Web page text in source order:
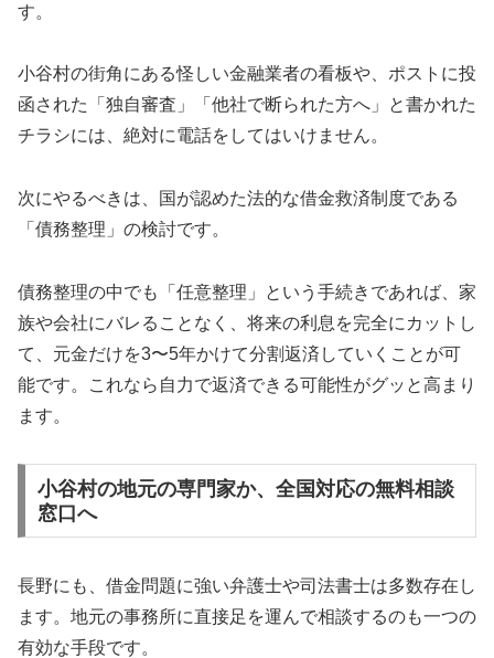
す。
小谷村の街角にある怪しい金融業者の看板や、ポストに投
函された「独自審査」「他社で断られた方へ」と書かれた
チラシには、絶対に電話をしてはいけません。
次にやるべきは、国が認めた法的な借金救済制度である
「債務整理」の検討です。
債務整理の中でも「任意整理」という手続きであれば、家
族や会社にバレることなく、将来の利息を完全にカットし
て、元金だけを3〜5年かけて分割返済していくことが可
能です。これなら自力で返済できる可能性がグッと高まり
ます。
小谷村の地元の専門家か、全国対応の無料相談
窓口へ
長野にも、借金問題に強い弁護士や司法書士は多数存在し
ます。地元の事務所に直接足を運んで相談するのも一つの
有効な手段です。